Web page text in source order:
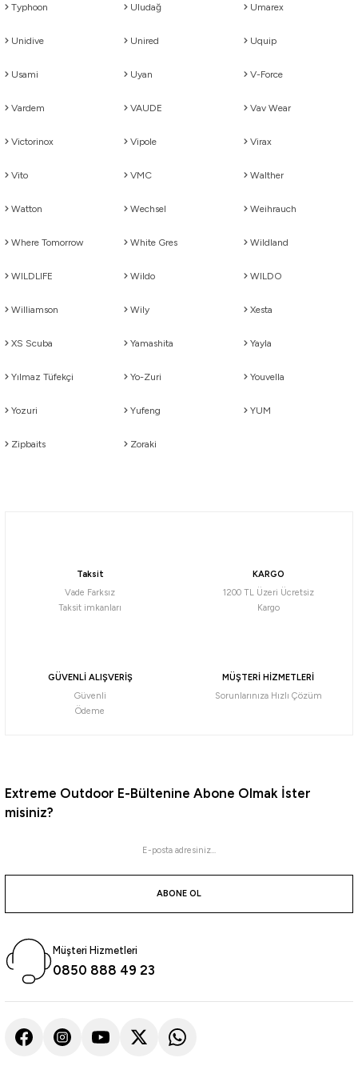
Typhoon Uludağ Umarex
Unidive Unired Uquip
Usami Uyan V-Force
Vardem VAUDE Vav Wear
Victorinox Vipole Virax
Vito VMC Walther
Watton Wechsel Weihrauch
Where Tomorrow White Gres Wildland
WILDLIFE Wildo WILDO
Williamson Wily Xesta
XS Scuba Yamashita Yayla
Yılmaz Tüfekçi Yo-Zuri Youvella
Yozuri Yufeng YUM
Zipbaits Zoraki
Taksit
Vade Farksız
Taksit imkanları
KARGO
1200 TL Üzeri Ücretsiz
Kargo
GÜVENLİ ALIŞVERİŞ
Güvenli
Ödeme
MÜŞTERİ HİZMETLERİ
Sorunlarınıza Hızlı Çözüm
Extreme Outdoor E-Bültenine Abone Olmak İster
misiniz?
ABONE OL
Müşteri Hizmetleri
0850 888 49 23